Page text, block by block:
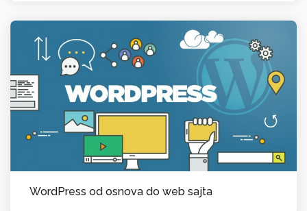
WordPress od osnova do web sajta